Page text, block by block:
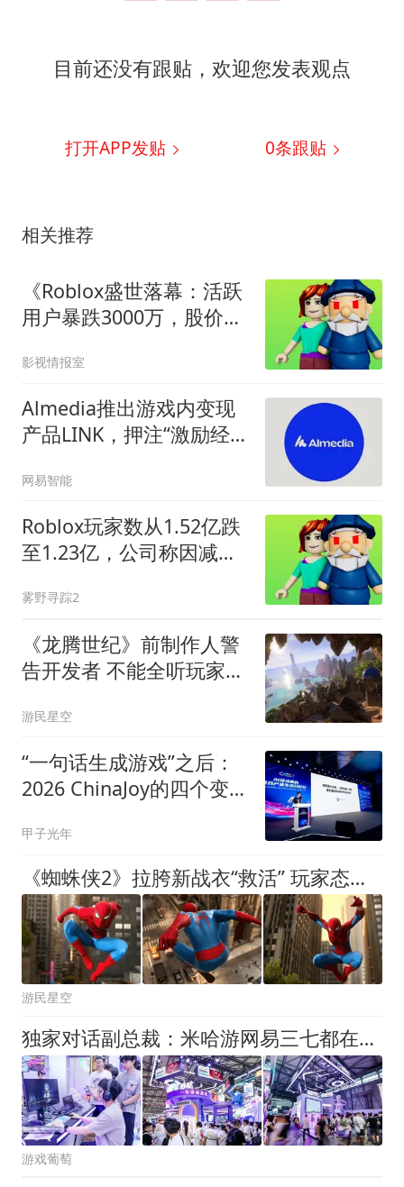
目前还没有跟贴，欢迎您发表观点
打开APP发贴 0条跟贴
相关推荐
《Roblox盛世落幕：活跃
用户暴跌3000万，股价重
影视情报室
Almedia推出游戏内变现
产品LINK，押注“激励经
网易智能
Roblox玩家数从1.52亿跌
至1.23亿，公司称因减少
收入
雾野寻踪2
《龙腾世纪》前制作人警
告开发者 不能全听玩家
游民星空
“一句话生成游戏”之后：
2026 ChinaJoy的四个变化
甲子光年
《蜘蛛侠2》拉胯新战衣“救活” 玩家态度大转变
游民星空
独家对话副总裁：米哈游网易三七都在用，游戏圈幕后AI大佬现身
游戏葡萄